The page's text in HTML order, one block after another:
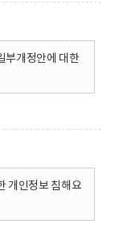
부개정안에 대한
개인정보 침해요